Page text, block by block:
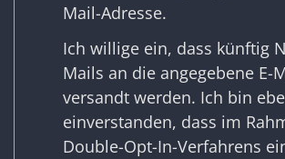
Mail-Adresse.
Ich willige ein, dass künftig
Mails an die angegebene E-
versandt werden. Ich bin
einverstanden, dass im
Double-Opt-In-Verfahrens